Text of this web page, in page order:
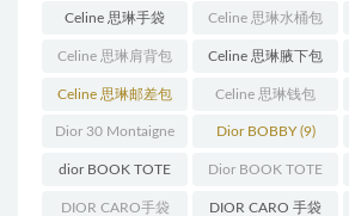
(23) (14)
Celine 思琳手袋
(250)
Celine 思琳水桶包
(55)
Celine 思琳肩背包
(12)
Celine 思琳腋下包
(10)
Celine 思琳邮差包
(13)
Celine 思琳钱包
(10)
Dior 30 Montaigne
蒙田(31)
Dior BOBBY(9)
dior BOOK TOTE
(12)
Dior BOOK TOTE
手袋(163)
DIOR CARO手袋 DIOR CARO 手袋